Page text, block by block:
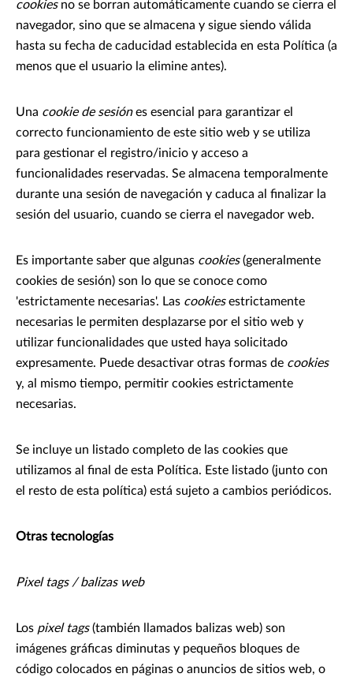
cookies no se borran automáticamente cuando se cierra el
navegador, sino que se almacena y sigue siendo válida
hasta su fecha de caducidad establecida en esta Política (a
menos que el usuario la elimine antes).
Una cookie de sesiónes esencial para garantizar el
correcto funcionamiento de este sitio web y se utiliza
para gestionar el registro/inicio y acceso a
funcionalidades reservadas. Se almacena temporalmente
durante una sesión de navegación y caduca al finalizar la
sesión del usuario, cuando se cierra el navegador web.
Es importante saber que algunas cookies(generalmente
cookies de sesión) son lo que se conoce como
'estrictamente necesarias'. Las cookiesestrictamente
necesarias le permiten desplazarse por el sitio web y
utilizar funcionalidades que usted haya solicitado
expresamente. Puede desactivar otras formas de cookies
y, al mismo tiempo, permitir cookies estrictamente
necesarias.
Se incluye un listado completo de las cookies que
utilizamos al final de esta Política. Este listado (junto con
el resto de esta política) está sujeto a cambios periódicos.
Otras tecnologías
Pixel tags / balizas web
Los pixel tags(también llamados balizas web) son
imágenes gráficas diminutas y pequeños bloques de
código colocados en páginas o anuncios de sitios web, o